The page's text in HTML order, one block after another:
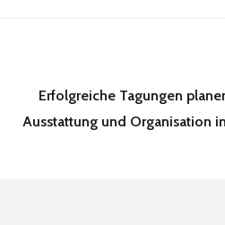
Erfolgreiche Tagungen
Ausstattung und Organisation